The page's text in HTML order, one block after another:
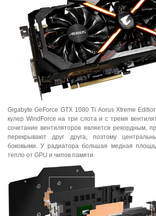
Gigabyte GeForce GTX 1080 Ti Aorus Xtreme
кулер WindForce на три слота и с тремя
сочетание вентиляторов является рекордным,
перекрывают друг друга, поэтому
боковыми. У радиатора большая медная
тепло от GPU и чипов памяти.